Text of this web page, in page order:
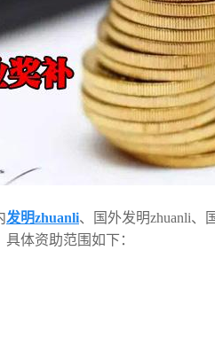
发明zhuanli、国外发明zhuanli、
体资助范围如下：